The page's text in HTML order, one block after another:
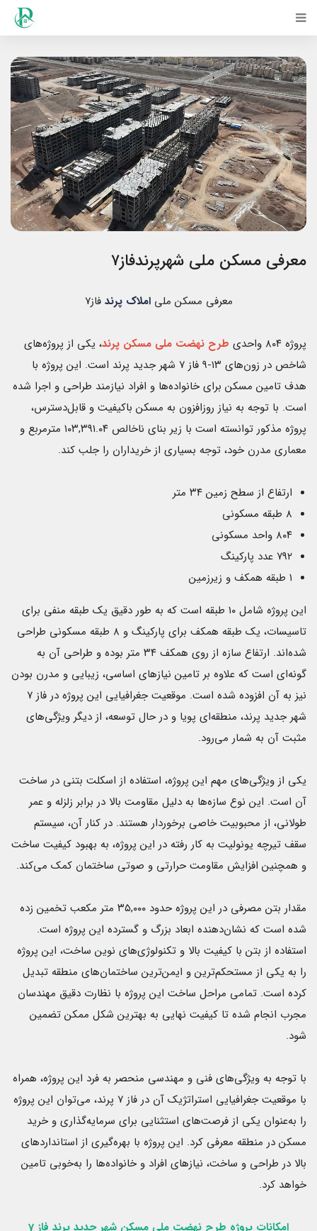
معرفی مسکن ملی شهرپرندفاز۷
معرفی مسکن ملیاملاک پرند فاز۷
پروژه ۸۰۴ واحدی طرح نهضت ملی مسکن پرند، یکی از پروژه‌های
شاخص در زون‌های ۱۳-۹ فاز ۷ شهر جدید پرند است. این پروژه با
هدف تامین مسکن برای خانواده‌ها و افراد نیازمند طراحی و اجرا شده
است. با توجه به نیاز روزافزون به مسکن باکیفیت و قابل‌دسترس،
پروژه مذکور توانسته است با زیر بنای ناخالص ۱۰۳,۳۹۱.۰۴ مترمربع و
معماری مدرن خود، توجه بسیاری از خریداران را جلب کند.
ارتفاع از سطح زمین ۳۴ متر
۸ طبقه مسکونی
۸۰۴ واحد مسکونی
۷۹۲ عدد پارکینگ
۱ طبقه همکف و زیرزمین
این پروژه شامل ۱۰ طبقه است که به طور دقیق یک طبقه منفی برای
تاسیسات، یک طبقه همکف برای پارکینگ و ۸ طبقه مسکونی طراحی
شده‌اند. ارتفاع سازه از روی همکف ۳۴ متر بوده و طراحی آن به
گونه‌ای است که علاوه بر تامین نیازهای اساسی، زیبایی و مدرن بودن
نیز به آن افزوده شده است. موقعیت جغرافیایی این پروژه در فاز ۷
شهر جدید پرند، منطقه‌ای پویا و در حال توسعه، از دیگر ویژگی‌های
مثبت آن به شمار می‌رود.
یکی از ویژگی‌های مهم این پروژه، استفاده از اسکلت بتنی در ساخت
آن است. این نوع سازه‌ها به دلیل مقاومت بالا در برابر زلزله و عمر
طولانی، از محبوبیت خاصی برخوردار هستند. در کنار آن، سیستم
سقف تیرچه یونولیت به کار رفته در این پروژه، به بهبود کیفیت ساخت
و همچنین افزایش مقاومت حرارتی و صوتی ساختمان کمک می‌کند.
مقدار بتن مصرفی در این پروژه حدود ۳۵,۰۰۰ متر مکعب تخمین زده
شده است که نشان‌دهنده ابعاد بزرگ و گسترده این پروژه است.
استفاده از بتن با کیفیت بالا و تکنولوژی‌های نوین ساخت، این پروژه
را به یکی از مستحکم‌ترین و ایمن‌ترین ساختمان‌های منطقه تبدیل
کرده است. تمامی مراحل ساخت این پروژه با نظارت دقیق مهندسان
مجرب انجام شده تا کیفیت نهایی به بهترین شکل ممکن تضمین
شود.
با توجه به ویژگی‌های فنی و مهندسی منحصر به فرد این پروژه، همراه
با موقعیت جغرافیایی استراتژیک آن در فاز ۷ پرند، می‌توان این پروژه
را به‌عنوان یکی از فرصت‌های استثنایی برای سرمایه‌گذاری و خرید
مسکن در منطقه معرفی کرد. این پروژه با بهره‌گیری از استانداردهای
بالا در طراحی و ساخت، نیازهای افراد و خانواده‌ها را به‌خوبی تامین
خواهد کرد.
امکانات پروژه طرح نهضت ملی مسکن شهر جدید پرند فاز 7